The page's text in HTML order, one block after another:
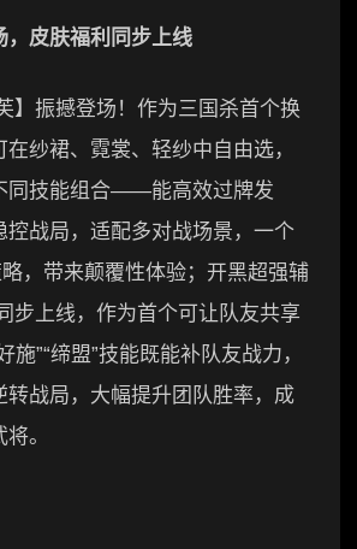
，皮肤福利同步上线
振撼登场！作为三国杀首个换
纱裙、霓裳、轻纱中自由选，
同技能组合——能高效过牌发
控战局，适配多对战场景，一个
，带来颠覆性体验；开黑超强辅
步上线，作为首个可让队友共享
施”“缔盟”技能既能补队友战力，
转战局，大幅提升团队胜率，成
。